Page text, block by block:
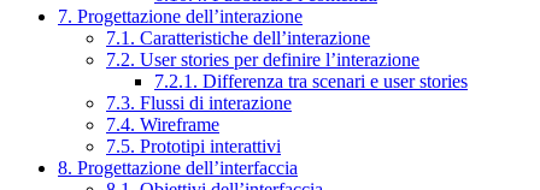
7. Progettazione dell’interazione
7.1. Caratteristiche dell’interazione
7.2. User stories per definire l’interazione
7.2.1. Differenza tra scenari e user stories
7.3. Flussi di interazione
7.4. Wireframe
7.5. Prototipi interattivi
8. Progettazione dell’interfaccia